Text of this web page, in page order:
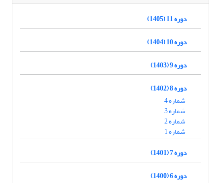
دوره 11 (1405)
دوره 10 (1404)
دوره 9 (1403)
دوره 8 (1402)
شماره 4
شماره 3
شماره 2
شماره 1
دوره 7 (1401)
دوره 6 (1400)